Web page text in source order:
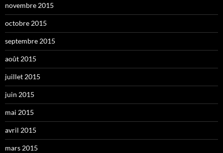
novembre 2015
octobre 2015
septembre 2015
août 2015
juillet 2015
juin 2015
mai 2015
avril 2015
mars 2015